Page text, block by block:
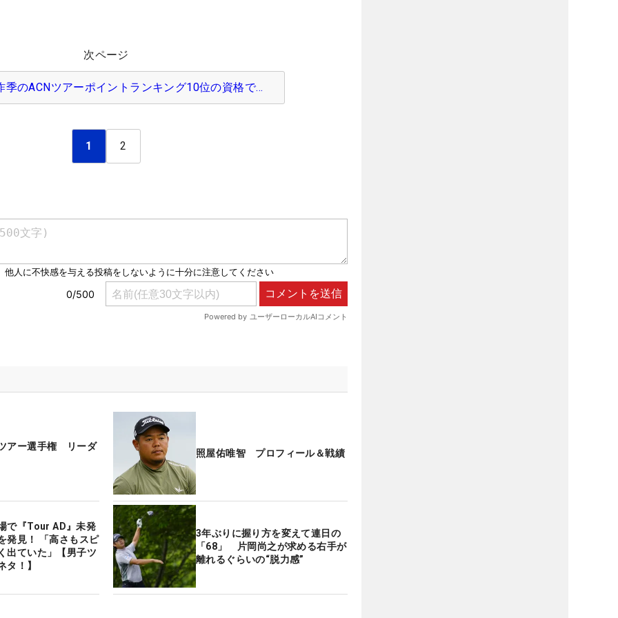
次ページ
季のACNツアーポイントランキング10位の資格で…
1 2
アー選手権 リーダ
照屋佑唯智 プロフィール＆戦績
で『Tour AD』未発
発見！ 「高さもスピ
出ていた」【男子ツ
タ！】
3年ぶりに握り方を変えて連日の
「68」 片岡尚之が求める右手が
離れるぐらいの“脱力感”